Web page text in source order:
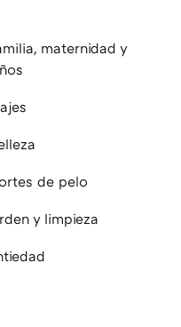
maternidad y
de pelo
y limpieza